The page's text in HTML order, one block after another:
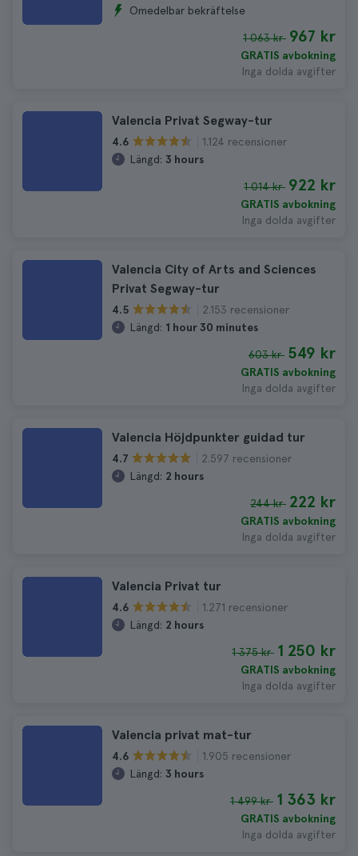
Omedelbar bekräftelse
1 063 kr 967 kr
GRATIS avbokning
Inga dolda avgifter
Valencia Privat Segway-tur
4.6
1.124 recensioner
Längd: 3 hours
1 014 kr 922 kr
GRATIS avbokning
Inga dolda avgifter
Valencia City of Arts and Sciences
Privat Segway-tur
4.5
2.153 recensioner
Längd: 1 hour 30 minutes
603 kr 549 kr
GRATIS avbokning
Inga dolda avgifter
Valencia Höjdpunkter guidad tur
4.7
2.597 recensioner
Längd: 2 hours
244 kr 222 kr
GRATIS avbokning
Inga dolda avgifter
Valencia Privat tur
4.6
1.271 recensioner
Längd: 2 hours
1 375 kr 1 250 kr
GRATIS avbokning
Inga dolda avgifter
Valencia privat mat-tur
4.6
1.905 recensioner
Längd: 3 hours
1 499 kr 1 363 kr
GRATIS avbokning
Inga dolda avgifter